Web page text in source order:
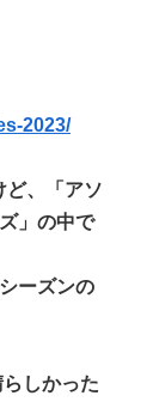
2023/
ど、「アソ
」の中で
ーズンの
しかった